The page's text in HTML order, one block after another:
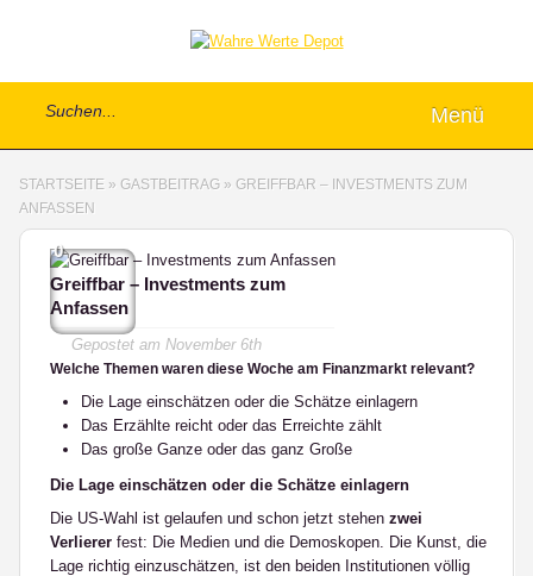
Menü
STARTSEITE » GASTBEITRAG » GREIFFBAR – INVESTMENTS ZUM
ANFASSEN
0
Greiffbar – Investments zum
Anfassen
Gepostet am November 6th
Welche Themen waren diese Woche am Finanzmarkt relevant?
Die Lage einschätzen oder die Schätze einlagern
Das Erzählte reicht oder das Erreichte zählt
Das große Ganze oder das ganz Große
Die Lage einschätzen oder die Schätze einlagern
Die US-Wahl ist gelaufen und schon jetzt stehen zwei
Verlierer fest: Die Medien und die Demoskopen. Die Kunst, die
Lage richtig einzuschätzen, ist den beiden Institutionen völlig